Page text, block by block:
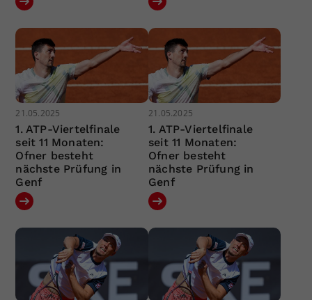
21.05.2025
1. ATP-Viertelfinale
seit 11 Monaten:
Ofner besteht
nächste Prüfung in
Genf
21.05.2025
1. ATP-Viertelfinale
seit 11 Monaten:
Ofner besteht
nächste Prüfung in
Genf